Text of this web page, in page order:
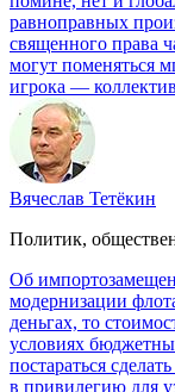
равноправных
священного права
могут поменяться
игрока —
Вячеслав Тетёкин
Политик,
Об
модернизации
деньгах, то
условиях
постараться
в привилегию для